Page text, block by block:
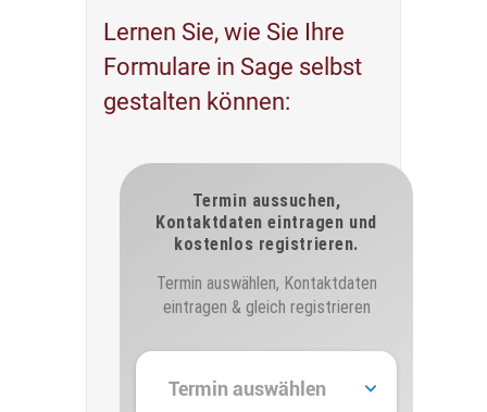
Lernen Sie, wie Sie Ihre
Formulare in Sage selbst
gestalten können: